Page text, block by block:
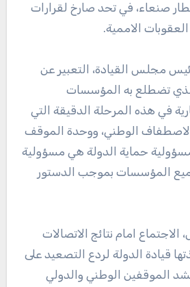
صنعاء، في تحد صارخ لقرارات
الاممية.
مجلس القيادة، التعبير عن
الذي تضطلع به المؤسسات
في هذه المرحلة الدقيقة التي
الوطني، ووحدة الموقف
حماية الدولة هي مسؤولية
المؤسسات بموجب الدستور
امام نتائج الاتصالات
قيادة الدولة لردع التصعيد على
الموقفين الوطني والدولي